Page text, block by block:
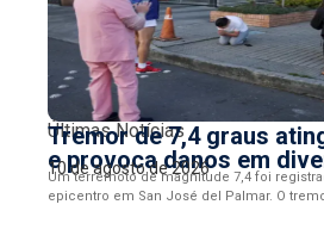
Últimas Notícias
Tremor de 7,4 graus
e provoca danos em
10 de agosto de 2026
Um terremoto de magnitude 7,4 foi
epicentro em San José del Palmar. O